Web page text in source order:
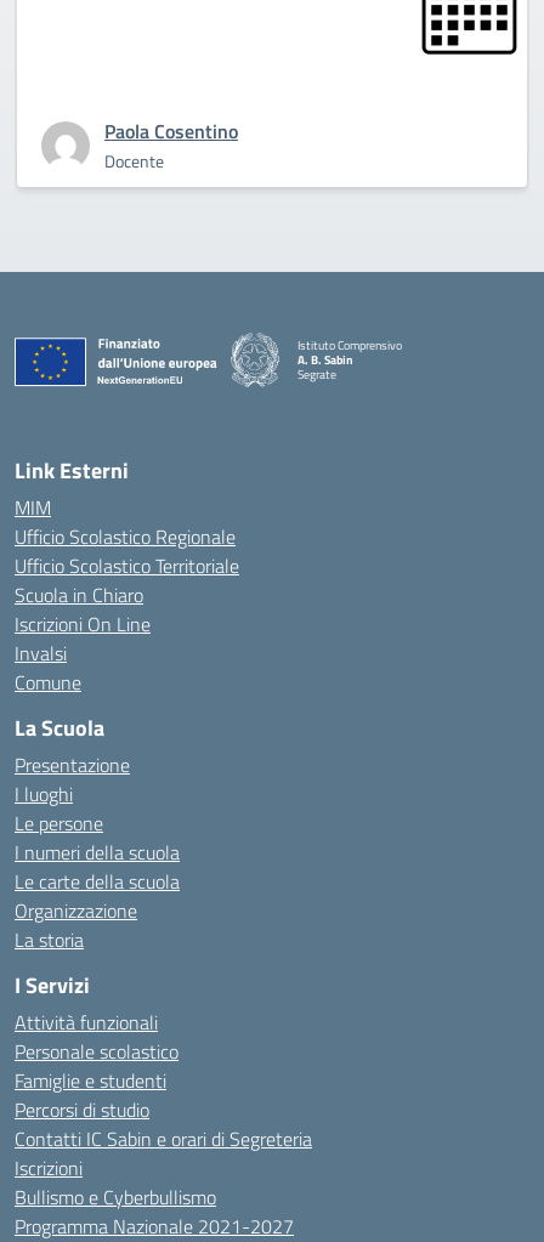
Paola Cosentino
Docente
Istituto Comprensivo
A. B. Sabin
Segrate
Link Esterni
MIM
Ufficio Scolastico Regionale
Ufficio Scolastico Territoriale
Scuola in Chiaro
Iscrizioni On Line
Invalsi
Comune
La Scuola
Presentazione
I luoghi
Le persone
I numeri della scuola
Le carte della scuola
Organizzazione
La storia
I Servizi
Attività funzionali
Personale scolastico
Famiglie e studenti
Percorsi di studio
Contatti IC Sabin e orari di Segreteria
Iscrizioni
Bullismo e Cyberbullismo
Programma Nazionale 2021-2027